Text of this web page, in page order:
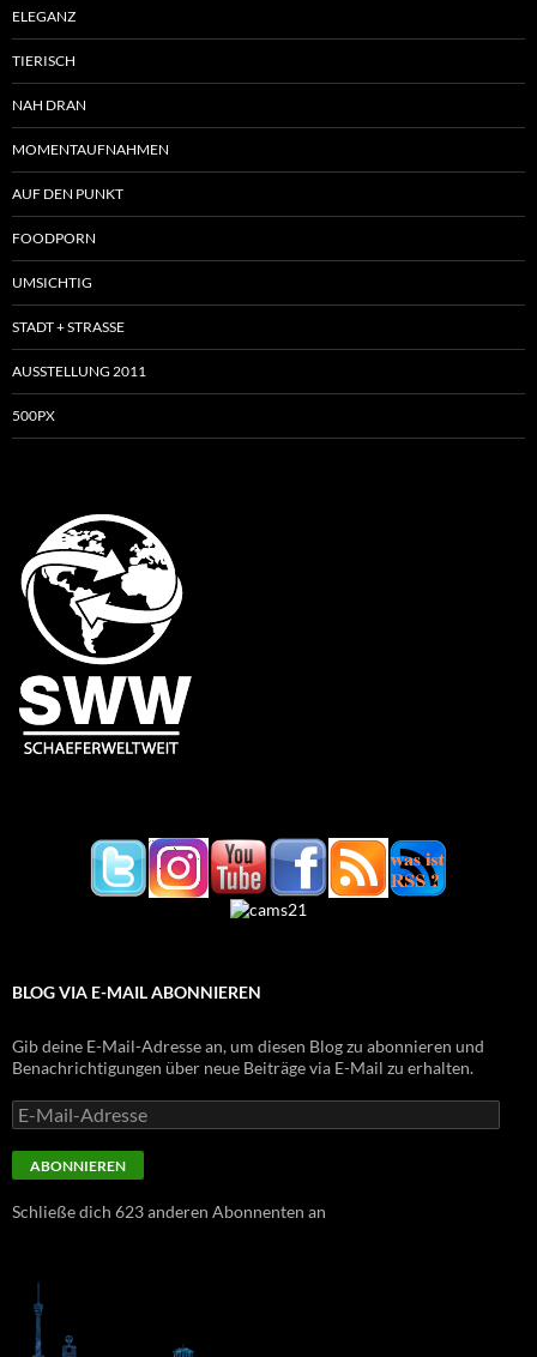
ELEGANZ
TIERISCH
NAH DRAN
MOMENTAUFNAHMEN
AUF DEN PUNKT
FOODPORN
UMSICHTIG
STADT + STRASSE
AUSSTELLUNG 2011
500PX
BLOG VIA E-MAIL ABONNIEREN
Gib deine E-Mail-Adresse an, um diesen Blog zu abonnieren und
Benachrichtigungen über neue Beiträge via E-Mail zu erhalten.
E-
Mail-
Adresse
ABONNIEREN
Schließe dich 623 anderen Abonnenten an